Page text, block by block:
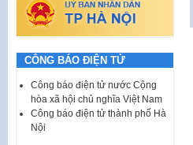
CÔNG BÁO ĐIỆN TỬ
Công báo điện tử nước Cộng
hòa xã hội chủ nghĩa Việt Nam
Công báo điện tử thành phố Hà
Nội